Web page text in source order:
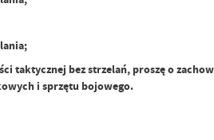
taktycznej bez strzelań, proszę o
i sprzętu bojowego.